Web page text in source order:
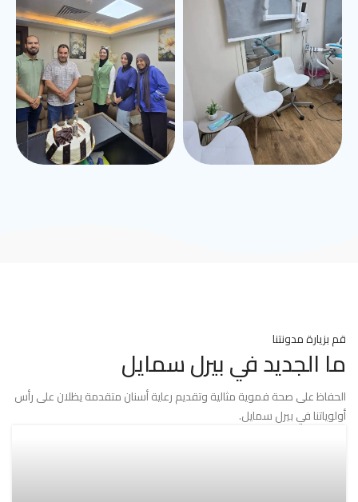
قم بزيارة مدونتنا
ما الجديد في بيرل سمايل
الحفاظ على صحة فموية مثالية وتقديم رعاية أسنان متقدمة يظلان على رأس
أولوياتنا في بيرل سمايل.